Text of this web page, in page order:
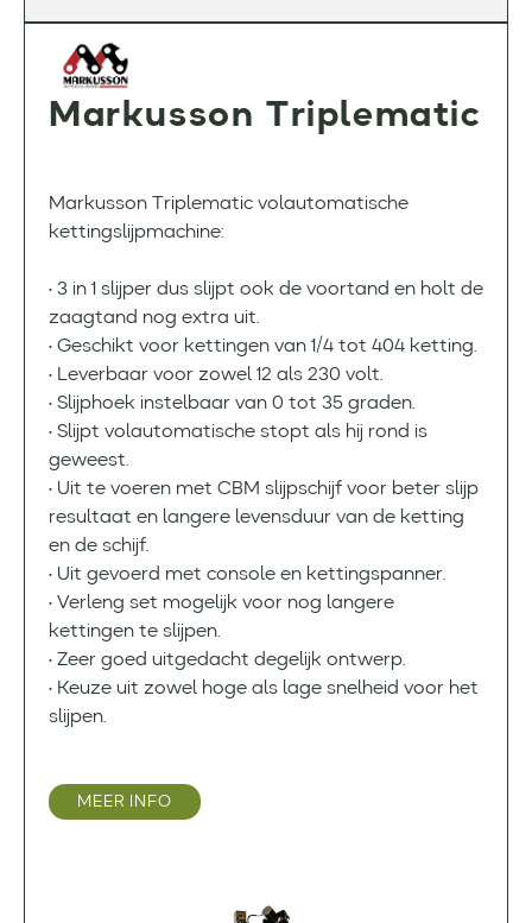
Markusson Triplematic
Markusson Triplematic volautomatische
kettingslijpmachine:
• 3 in 1 slijper dus slijpt ook de voortand en holt de
zaagtand nog extra uit.
• Geschikt voor kettingen van 1/4 tot 404 ketting.
• Leverbaar voor zowel 12 als 230 volt.
• Slijphoek instelbaar van 0 tot 35 graden.
• Slijpt volautomatische stopt als hij rond is
geweest.
• Uit te voeren met CBM slijpschijf voor beter slijp
resultaat en langere levensduur van de ketting
en de schijf.
• Uit gevoerd met console en kettingspanner.
• Verleng set mogelijk voor nog langere
kettingen te slijpen.
• Zeer goed uitgedacht degelijk ontwerp.
• Keuze uit zowel hoge als lage snelheid voor het
slijpen.
MEER INFO